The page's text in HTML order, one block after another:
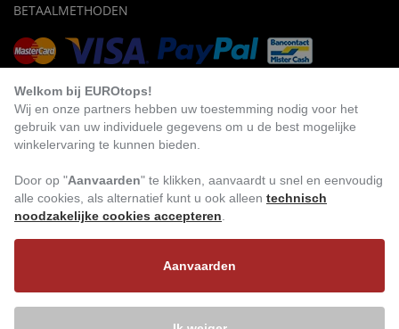
BETAALMETHODEN
BEZOEK ONS
Welkom bij EUROtops!
Wij en onze partners hebben uw toestemming nodig voor het
gebruik van uw individuele gegevens om u de best mogelijke
winkelervaring te kunnen bieden.
Door op "Aanvaarden" te klikken, aanvaardt u snel en eenvoudig
alle cookies, als alternatief kunt u ook alleen technisch
noodzakelijke cookies accepteren
Aanvaarden